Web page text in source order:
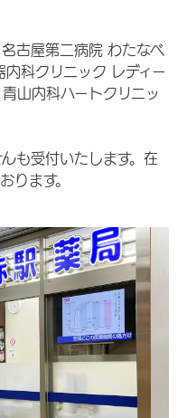
古屋第二病院 わたなべ
科クリニック レディー
山内科ハートクリニッ
も受付いたします。在
ります。